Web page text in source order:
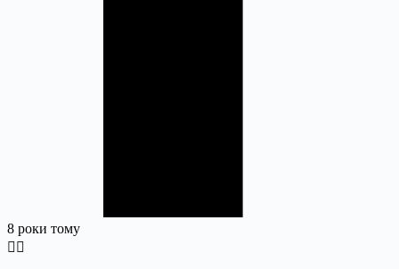
8 роки тому